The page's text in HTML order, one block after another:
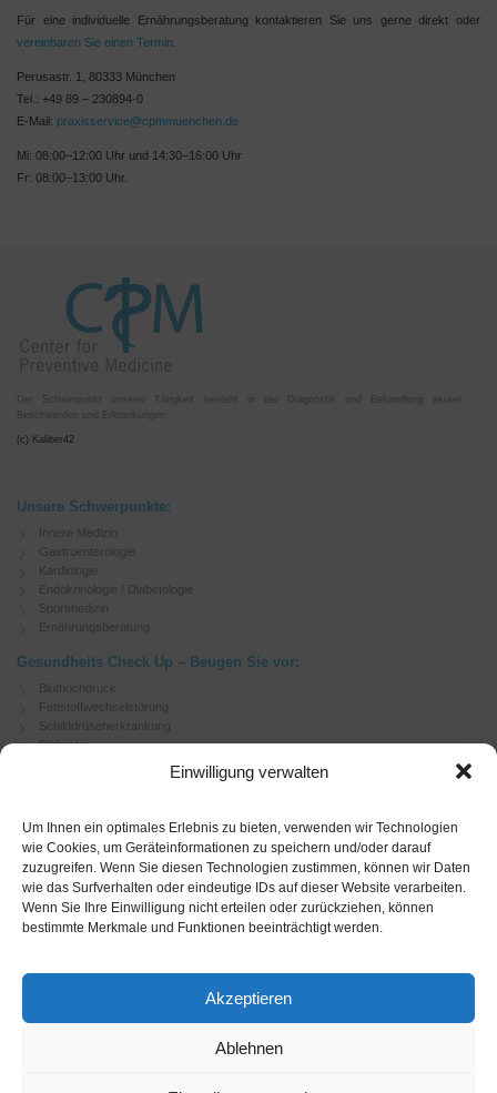
Einwilligung verwalten
Um Ihnen ein optimales Erlebnis zu bieten, verwenden wir Technologien
wie Cookies, um Geräteinformationen zu speichern und/oder darauf
zuzugreifen. Wenn Sie diesen Technologien zustimmen, können wir Daten
wie das Surfverhalten oder eindeutige IDs auf dieser Website verarbeiten.
Wenn Sie Ihre Einwilligung nicht erteilen oder zurückziehen, können
bestimmte Merkmale und Funktionen beeinträchtigt werden.
Akzeptieren
Ablehnen
Für eine individuelle Ernährungsberatung kontaktieren Sie uns gerne direkt oder
vereinbaren Sie einen Termin
Perusastr. 1, 80333 München
Tel.: +49 89 – 230894-0
E-Mail: praxisservice@cpmmuenchen.de
Mi: 08:00–12:00 Uhr und 14:30–16:00 Uhr
Fr: 08:00–13:00 Uhr.
Der Schwerpunkt unserer Tätigkeit besteht in der Diagnostik und Behandlung akuter
Beschwerden und Erkrankungen.
(c) Kaliber42
Unsere Schwerpunkte:
Innere Medizin
Gastroenterologie
Kardiologie
Endokrinologie / Diabetologie
Sportmedizin
Ernährungsberatung
Gesundheits Check Up – Beugen Sie vor:
Bluthochdruck
Fettstoffwechselstörung
Schilddrüsenerkrankung
Diabetes
Atemwegsinfekte
Soziales Engagement
German Doctors
HMO
Rechtliches